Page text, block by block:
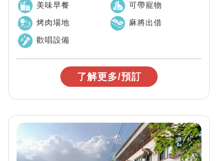
美味早餐 可帶寵物
烤肉場地 麻將出借
歡唱設備
了解更多/預訂